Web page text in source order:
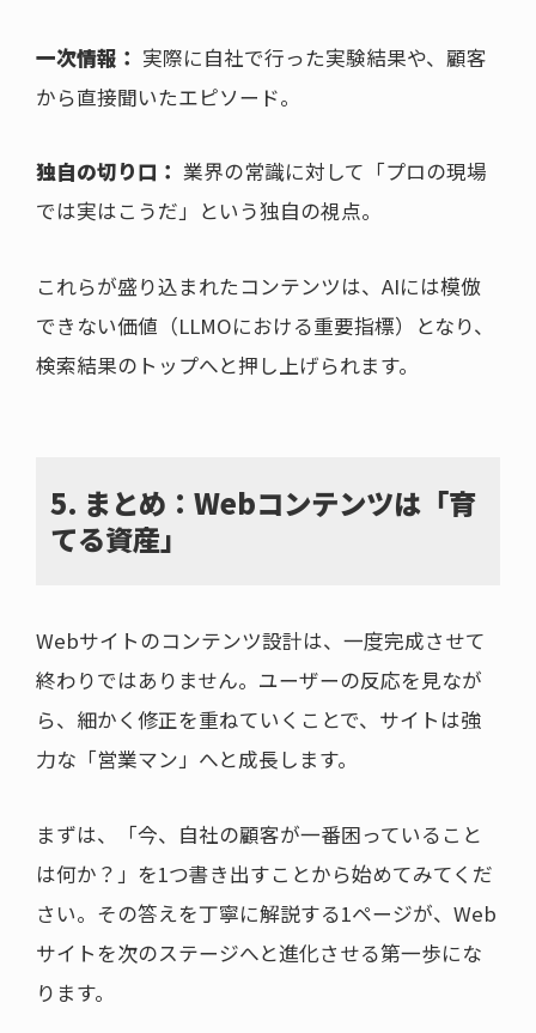
一次情報： 実際に自社で行った実験結果や、顧客
から直接聞いたエピソード。
独自の切り口： 業界の常識に対して「プロの現場
では実はこうだ」という独自の視点。
これらが盛り込まれたコンテンツは、AIには模倣
できない価値（LLMOにおける重要指標）となり、
検索結果のトップへと押し上げられます。
5. まとめ：Webコンテンツは「育
てる資産」
Webサイトのコンテンツ設計は、一度完成させて
終わりではありません。ユーザーの反応を見なが
ら、細かく修正を重ねていくことで、サイトは強
力な「営業マン」へと成長します。
まずは、「今、自社の顧客が一番困っていること
は何か？」を1つ書き出すことから始めてみてくだ
さい。その答えを丁寧に解説する1ページが、Web
サイトを次のステージへと進化させる第一歩にな
ります。